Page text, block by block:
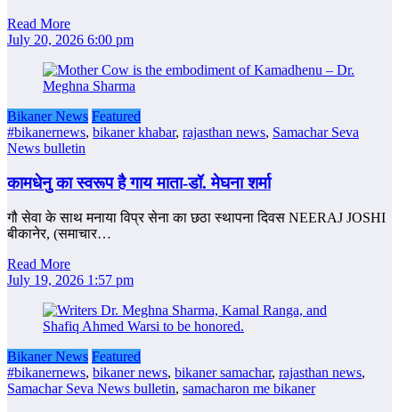
Read More
July 20, 2026 6:00 pm
Bikaner News Featured
#bikanernews, bikaner khabar, rajasthan news, Samachar Seva
News bulletin
कामधेनु का स्वरूप है गाय माता-डॉ. मेघना शर्मा
गौ सेवा के साथ मनाया विप्र सेना का छठा स्थापना दिवस NEERAJ JOSHI
बीकानेर, (समाचार…
Read More
July 19, 2026 1:57 pm
Bikaner News Featured
#bikanernews, bikaner news, bikaner samachar, rajasthan news,
Samachar Seva News bulletin, samacharon me bikaner